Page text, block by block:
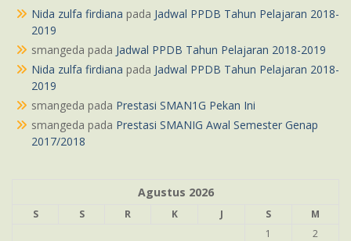
Nida zulfa firdiana pada Jadwal PPDB Tahun Pelajaran 2018-
2019
smangeda pada Jadwal PPDB Tahun Pelajaran 2018-2019
Nida zulfa firdiana pada Jadwal PPDB Tahun Pelajaran 2018-
2019
smangeda pada Prestasi SMAN1G Pekan Ini
smangeda pada Prestasi SMANIG Awal Semester Genap
2017/2018
Agustus 2026
S S R K J S
M
1
2